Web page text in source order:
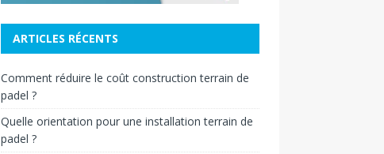
ARTICLES RÉCENTS
Comment réduire le coût construction terrain de
padel ?
Quelle orientation pour une installation terrain de
padel ?